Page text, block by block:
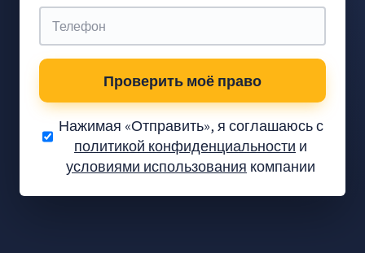
Проверить моё право
Нажимая «Отправить», я соглашаюсь с
политикой конфиденциальности и
условиями использования компании
Вам положены
деньги — давайте